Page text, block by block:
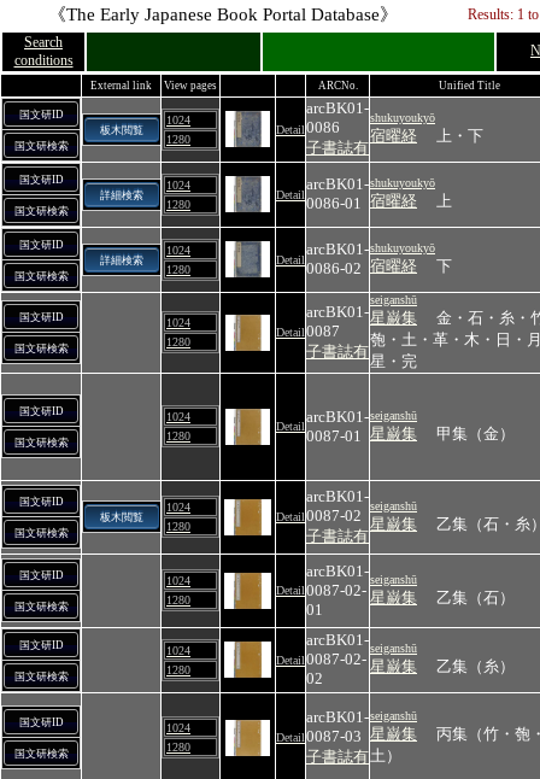
《The Early Japanese Book Portal Database》
Results: 1
Search
conditions
External link View pages ARCNo. Unified Title
国文研ID
国文研検索
板木閲覧
1024
1280
Detail
arcBK01-
0086
子書誌有
shukuyoukyō
宿曜経 上・下
国文研ID
国文研検索
詳細検索
1024
1280
Detail
arcBK01-
0086-01
shukuyoukyō
宿曜経 上
国文研ID
国文研検索
詳細検索
1024
1280
Detail
arcBK01-
0086-02
shukuyoukyō
宿曜経 下
国文研ID
国文研検索
1024
1280
Detail
arcBK01-
0087
子書誌有
seiganshū
星巌集
金・石・糸・
匏・土・革・木・日・
星・完
国文研ID
国文研検索
1024
1280
Detail
arcBK01-
0087-01
seiganshū
星巌集 甲集（金）
国文研ID
国文研検索
板木閲覧
1024
1280
Detail
arcBK01-
0087-02
子書誌有
seiganshū
星巌集 乙集（石・糸
国文研ID
国文研検索
1024
1280
Detail
arcBK01-
0087-02-
01
seiganshū
星巌集 乙集（石）
国文研ID
国文研検索
1024
1280
Detail
arcBK01-
0087-02-
02
seiganshū
星巌集 乙集（糸）
国文研ID
国文研検索
1024
1280
Detail
arcBK01-
0087-03
子書誌有
seiganshū
星巌集
丙集（竹・匏
土）